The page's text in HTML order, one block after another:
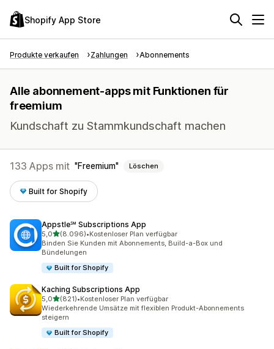
Shopify App Store
Produkte verkaufen Zahlungen Abonnements
Alle abonnement-apps mit Funktionen für
freemium
Kundschaft zu Stammkundschaft machen
133 Apps mit Freemium Löschen
Built for Shopify
Appstle℠ Subscriptions App
5,0von 5 Sternen
(8.096)
8096 Rezensionen insgesamt
•Kostenloser Plan verfügbar
Binden Sie Kunden mit Abonnements, Build-a-Box und
Bündelungen
Built for Shopify
Kaching Subscriptions App
5,0von 5 Sternen
(821)
821 Rezensionen insgesamt
•Kostenloser Plan verfügbar
Wiederkehrende Umsätze mit flexiblen Produkt-Abonnements
steigern
Built for Shopify